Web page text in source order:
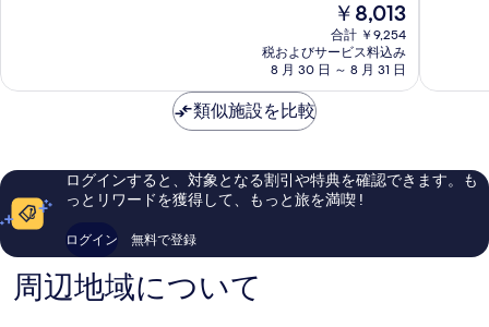
ペ
セ
(皇
家
酒
店
に
コ
1,156
件
口
コ
現
在
の
料
金
￥8,013
合計 ￥9,254
税およびサービス料込み
8 月 30 日 ～ 8 月 31 日
店)
晴
口
コ
類似施設を比較
ログインすると、対象となる割引や特典を確認できます。も
っとリワードを獲得して、もっと旅を満喫 !
ログイン 無料で登録
周辺地域について